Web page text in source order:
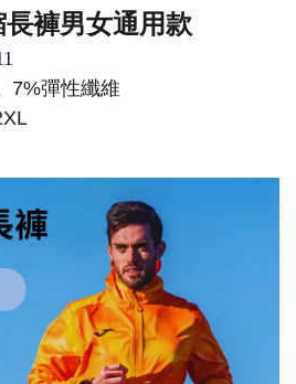
褲男女通用款
7%彈性纖維